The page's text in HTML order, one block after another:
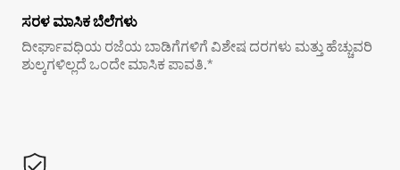
ಸರಳ ಮಾಸಿಕ ಬೆಲೆಗಳು
ದೀರ್ಘಾವಧಿಯ ರಜೆಯ ಬಾಡಿಗೆಗಳಿಗೆ ವಿಶೇಷ ದರಗಳು ಮತ್ತು ಹೆಚ್ಚುವರಿ
ಶುಲ್ಕಗಳಿಲ್ಲದೆ ಒಂದೇ ಮಾಸಿಕ ಪಾವತಿ.*